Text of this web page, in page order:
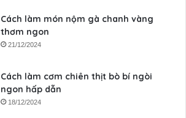
Cách làm món nộm gà chanh vàng
thơm ngon
21/12/2024
Cách làm cơm chiên thịt bò bí ngòi
ngon hấp dẫn
18/12/2024